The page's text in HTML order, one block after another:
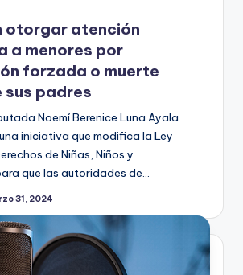
otorgar atención
a menores por
forzada o muerte
padres
Noemí Berenice Luna Ayala
iniciativa que modifica la Ley
de Niñas, Niños y
que las autoridades de…
31, 2024